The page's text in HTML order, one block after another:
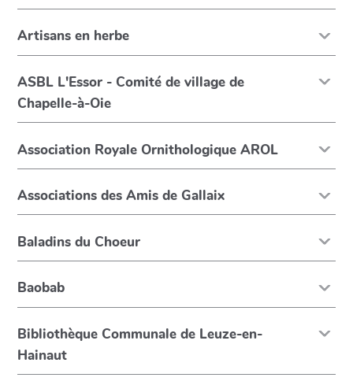
Artisans en herbe
ASBL L'Essor - Comité de village de
Chapelle-à-Oie
Association Royale Ornithologique AROL
Associations des Amis de Gallaix
Baladins du Choeur
Baobab
Bibliothèque Communale de Leuze-en-
Hainaut